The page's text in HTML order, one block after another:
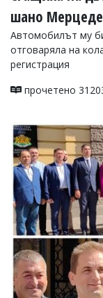
v.vasilev@flagman.bg
Катя
еmail:
Главен
Иван
office@flagman.bg
Коментарите
под
статиите
се
въвеждат
от
читателите
редакцията
не
носи
отговорност
шано
Автомобилът му
отговаряла на
регистрация
прочетено